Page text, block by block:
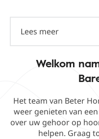
Lees meer
Welkom
Het team van Beter
weer genieten van
over uw gehoor op
helpen. Graag